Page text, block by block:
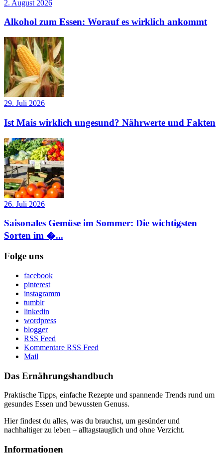
2. August 2026
Alkohol zum Essen: Worauf es wirklich ankommt
29. Juli 2026
Ist Mais wirklich ungesund? Nährwerte und Fakten
26. Juli 2026
Saisonales Gemüse im Sommer: Die wichtigsten
Sorten im �...
Folge uns
facebook
pinterest
instagramm
tumblr
linkedin
wordpress
blogger
RSS Feed
Kommentare RSS Feed
Mail
Das Ernährungshandbuch
Praktische Tipps, einfache Rezepte und spannende Trends rund um
gesundes Essen und bewussten Genuss.
Hier findest du alles, was du brauchst, um gesünder und
nachhaltiger zu leben – alltagstauglich und ohne Verzicht.
Informationen